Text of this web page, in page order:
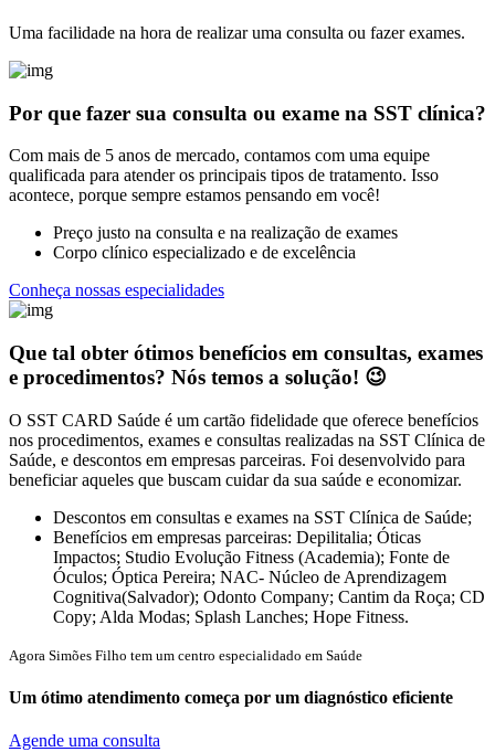
Uma facilidade na hora de realizar uma consulta ou fazer exames.
Por que fazer sua consulta ou exame na SST clínica?
Com mais de 5 anos de mercado, contamos com uma equipe
qualificada para atender os principais tipos de tratamento. Isso
acontece, porque sempre estamos pensando em você!
Preço justo na consulta e na realização de exames
Corpo clínico especializado e de excelência
Conheça nossas especialidades
Que tal obter ótimos benefícios em consultas, exames
e procedimentos? Nós temos a solução! 😉
O SST CARD Saúde é um cartão fidelidade que oferece benefícios
nos procedimentos, exames e consultas realizadas na SST Clínica de
Saúde, e descontos em empresas parceiras. Foi desenvolvido para
beneficiar aqueles que buscam cuidar da sua saúde e economizar.
Descontos em consultas e exames na SST Clínica de Saúde;
Benefícios em empresas parceiras: Depilitalia; Óticas
Impactos; Studio Evolução Fitness (Academia); Fonte de
Óculos; Óptica Pereira; NAC- Núcleo de Aprendizagem
Cognitiva(Salvador); Odonto Company; Cantim da Roça; CD
Copy; Alda Modas; Splash Lanches; Hope Fitness.
Agora Simões Filho tem um centro especialidado em Saúde
Um ótimo atendimento começa por um diagnóstico eficiente
Agende uma consulta